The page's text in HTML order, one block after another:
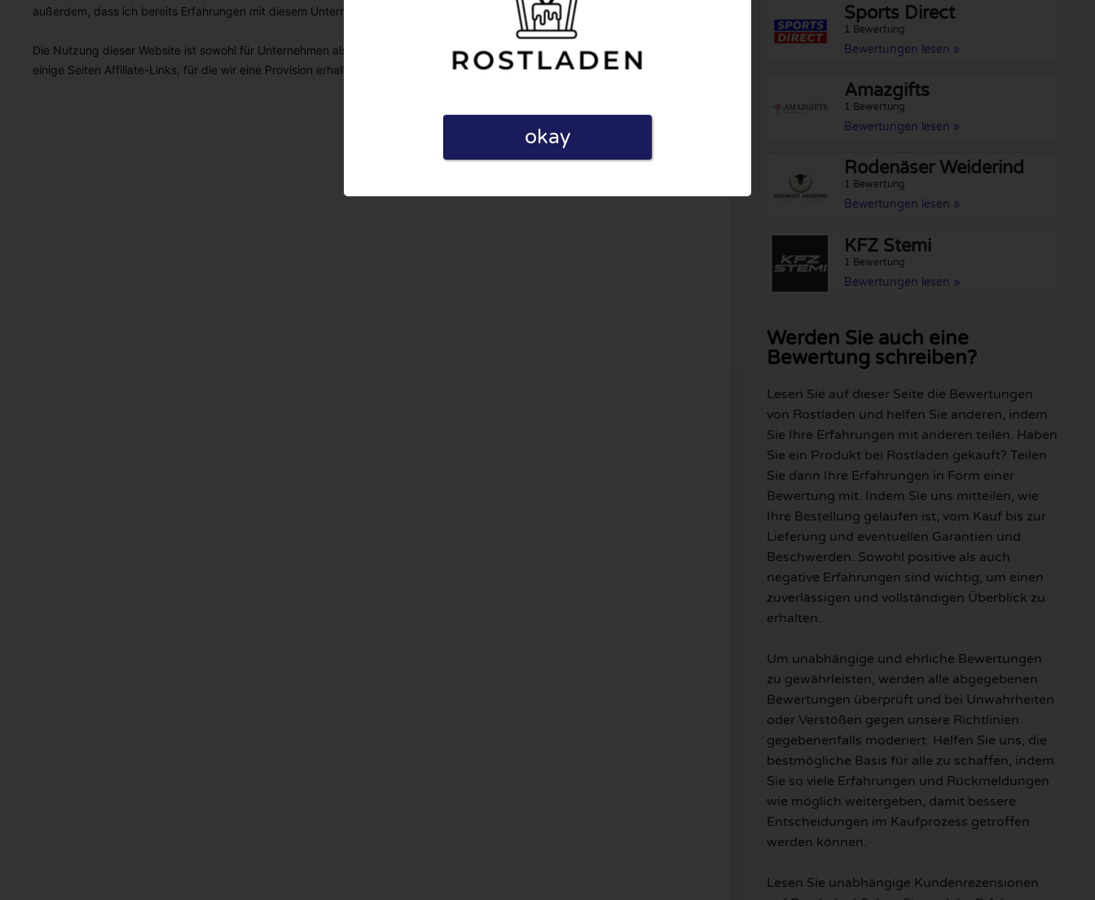
außerdem, dass ich bereits Erfahrungen mit diesem Unternehmen gemacht habe.
Die Nutzung dieser Website ist sowohl für Unternehmen als auch für Nutzer völlig kostenlos. Aus diesem Grund enthalten
einige Seiten Affiliate-Links, für die wir eine Provision erhalten können.
Sports Direct
1 Bewertung
Bewertungen lesen »
Amazgifts
1 Bewertung
Bewertungen lesen »
Rodenäser Weiderind
1 Bewertung
Bewertungen lesen »
KFZ Stemi
1 Bewertung
Bewertungen lesen »
Werden Sie auch eine
Bewertung schreiben?
Lesen Sie auf dieser Seite die Bewertungen
von Rostladen und helfen Sie anderen, indem
Sie Ihre Erfahrungen mit anderen teilen. Haben
Sie ein Produkt bei Rostladen gekauft? Teilen
Sie dann Ihre Erfahrungen in Form einer
Bewertung mit. Indem Sie uns mitteilen, wie
Ihre Bestellung gelaufen ist, vom Kauf bis zur
Lieferung und eventuellen Garantien und
Beschwerden. Sowohl positive als auch
negative Erfahrungen sind wichtig, um einen
zuverlässigen und vollständigen Überblick zu
erhalten.
Um unabhängige und ehrliche Bewertungen
zu gewährleisten, werden alle abgegebenen
Bewertungen überprüft und bei Unwahrheiten
oder Verstößen gegen unsere Richtlinien
gegebenenfalls moderiert. Helfen Sie uns, die
bestmögliche Basis für alle zu schaffen, indem
Sie so viele Erfahrungen und Rückmeldungen
wie möglich weitergeben, damit bessere
Entscheidungen im Kaufprozess getroffen
werden können.
Lesen Sie unabhängige Kundenrezensionen
okay